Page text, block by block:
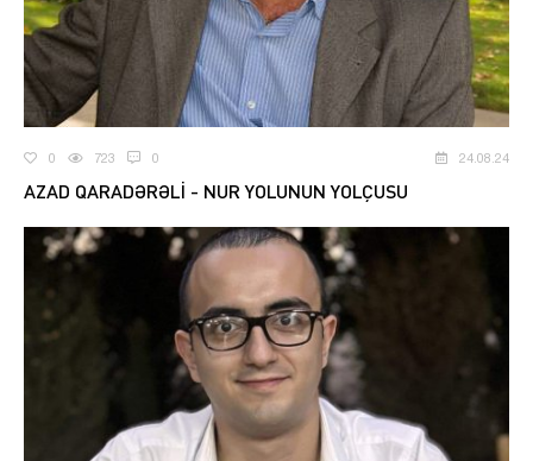
0 723 0 24.08.24
AZAD QARADƏRƏLİ - NUR YOLUNUN YOLÇUSU